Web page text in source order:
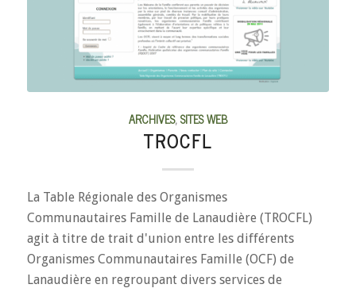
ARCHIVES,SITES WEB
TROCFL
La Table Régionale des Organismes
Communautaires Famille de Lanaudière (TROCFL)
agit à titre de trait d'union entre les différents
Organismes Communautaires Famille (OCF) de
Lanaudière en regroupant divers services de